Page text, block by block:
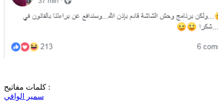
كلمات مفاتيح :
سمير الوافي